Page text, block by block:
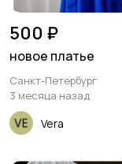
500 ₽
новое платье
Санкт-Петербург
3 месяца назад
Vera